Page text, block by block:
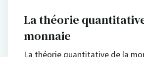
La théorie
monnaie
La théorie quantitative de la